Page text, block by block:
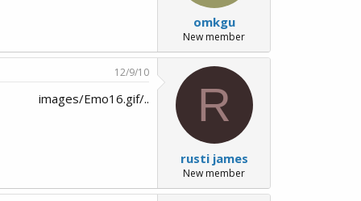
omkgu
New member
R
rusti james
New member
12/9/10
../images/Emo16.gif